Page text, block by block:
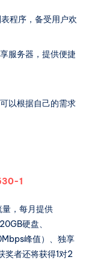
程序，备受用户欢
服务器，提供便捷
以根据自己的需求
1
，每月提供
硬盘、
峰值）、独享
奖者还将获得1对2